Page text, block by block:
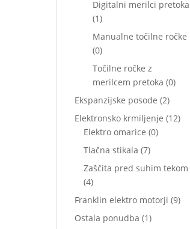
Digitalni merilci pretoka
11
izdelek
Manualne točilne ročke
00
izdelkov
Točilne ročke z
merilcem pretoka 00
Ekspanzijske posode 22
izdelka
Elektronsko krmiljenje 1212
Elektro omarice 00
Tlačna stikala 77
izdelkov
Zaščita pred suhim tekom
44
izdelki
Franklin elektro motorji 99
Ostala ponudba 11